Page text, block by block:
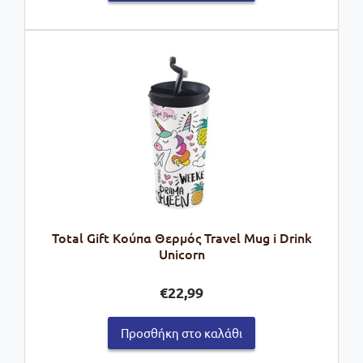
€9,90.
Total Gift Κούπα Θερμός Travel Mug i Drink
Unicorn
€22,99
Προσθήκη στο καλάθι